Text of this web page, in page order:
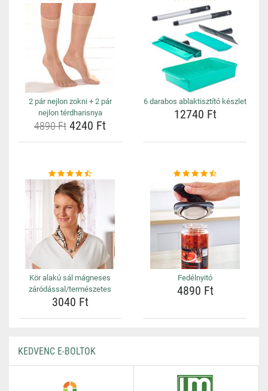
2 pár nejlon zokni + 2 pár
nejlon térdharisnya
4890 Ft 4240 Ft
6 darabos ablaktisztító készlet
12740 Ft
Kör alakú sál mágneses
záródással/természetes
3040 Ft
Fedélnyitó
4890 Ft
KEDVENC E-BOLTOK